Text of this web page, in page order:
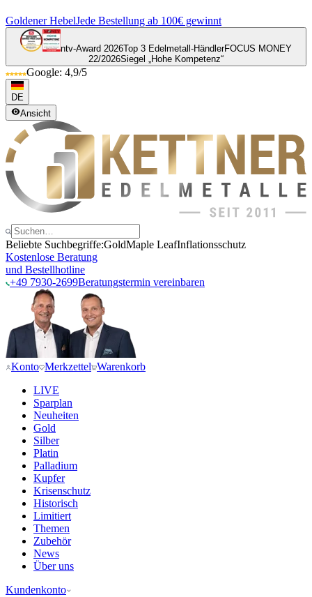
Goldener HebelJede Bestellung ab 100€ gewinnt
ntv-Award 2026Top 3 Edelmetall-HändlerFOCUS MONEY
22/2026Siegel „Hohe Kompetenz“
Google: 4,9/5
DE
Ansicht
Beliebte Suchbegriffe:GoldMaple LeafInflationsschutz
Kostenlose Beratung
und Bestellhotline
+49 7930-2699Beratungstermin vereinbaren
Konto Merkzettel Warenkorb
LIVE
Sparplan
Neuheiten
Gold
Silber
Platin
Palladium
Kupfer
Krisenschutz
Historisch
Limitiert
Themen
Zubehör
News
Über uns
Kundenkonto